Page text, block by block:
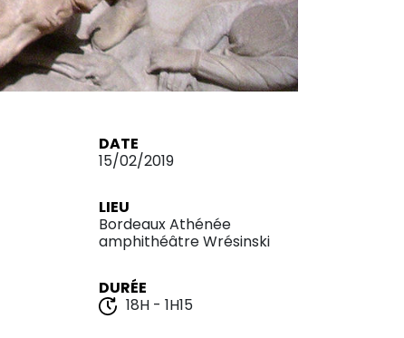
DATE
15/02/2019
LIEU
Bordeaux Athénée
amphithéâtre Wrésinski
DURÉE
18H - 1H15